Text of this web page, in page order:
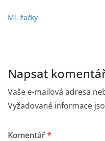
Ml. žačky
Napsat
Vaše e-mailová adresa
Vyžadované informace
Komentář*